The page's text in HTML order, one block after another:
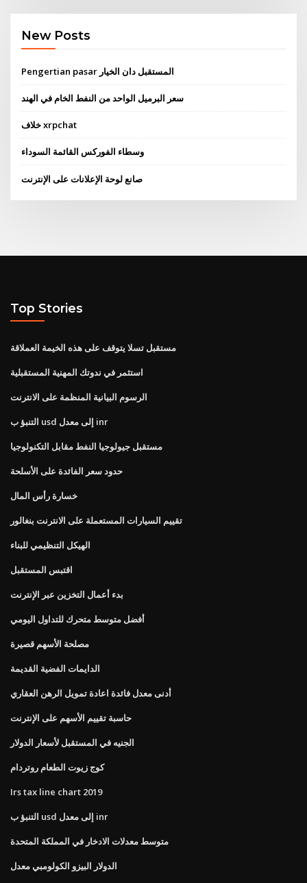
New Posts
Pengertian pasar المستقبل دان الخيار
سعر البرميل الواحد من النفط الخام في الهند
خلاف xrpchat
وسطاء الفوركس القائمة السوداء
صانع لوحة الإعلانات على الإنترنت
Top Stories
مستقبل تسلا يتوقف على هذه الخيمة العملاقة
استثمر في ندوتك المهنية المستقبلية
الرسوم البيانية المنظمة على الانترنت
التنبؤ ب usd إلى معدل inr
مستقبل جيولوجيا النفط مقابل التكنولوجيا
حدود سعر الفائدة على الأسلحة
خسارة رأس المال
تقييم السيارات المستعملة على الانترنت بنغالور
الهيكل التنظيمي للبناء
اقتبس المستقبل
بدء أعمال التخزين عبر الإنترنت
أفضل متوسط ​​متحرك للتداول اليومي
مصلحة الأسهم قصيرة
الدايمات الفضية القديمة
أدنى معدل فائدة اعادة تمويل الرهن العقاري
حاسبة تقييم الأسهم على الإنترنت
الجنيه في المستقبل لأسعار الدولار
كوج زيوت الطعام روتردام
Irs tax line chart 2019
التنبؤ ب usd إلى معدل inr
متوسط ​​معدلات الادخار في المملكة المتحدة
الدولار البيزو الكولومبي معدل